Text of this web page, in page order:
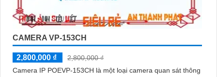
CAMERA VP-153CH
2,800,000 ₫
2,800,000 ₫
Camera IP POEVP-153CH là một loại camera quan sát thông